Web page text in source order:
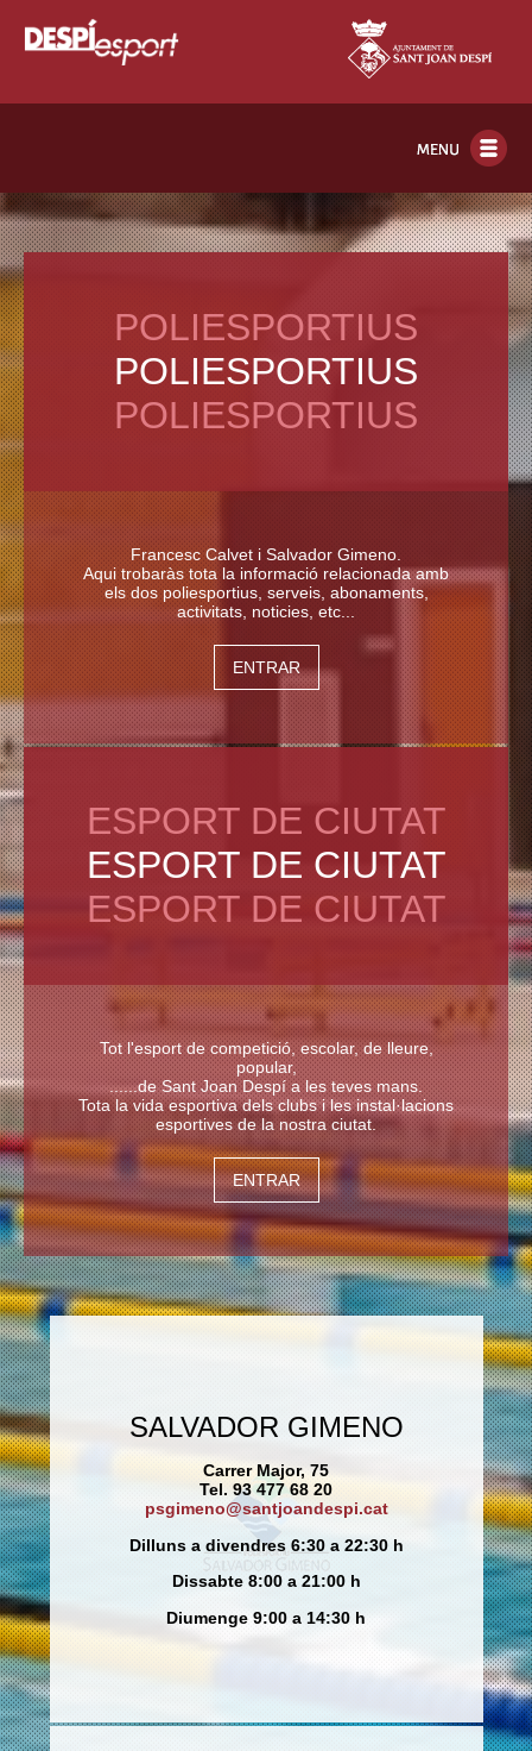
Inici
POLIESPORTIUS
Francesc Calvet i Salvador Gimeno.
Aqui trobaràs tota la informació relacionada amb
els dos poliesportius, serveis, abonaments,
activitats, noticies, etc...
ENTRAR
ESPORT DE CIUTAT
Tot l'esport de competició, escolar, de lleure,
popular,
......de Sant Joan Despí a les teves mans.
Tota la vida esportiva dels clubs i les instal·lacions
esportives de la nostra ciutat.
ENTRAR
SALVADOR GIMENO
Carrer Major, 75
Tel. 93 477 68 20
psgimeno@santjoandespi.cat
Dilluns a divendres 6:30 a 22:30 h
Dissabte 8:00 a 21:00 h
Diumenge 9:00 a 14:30 h